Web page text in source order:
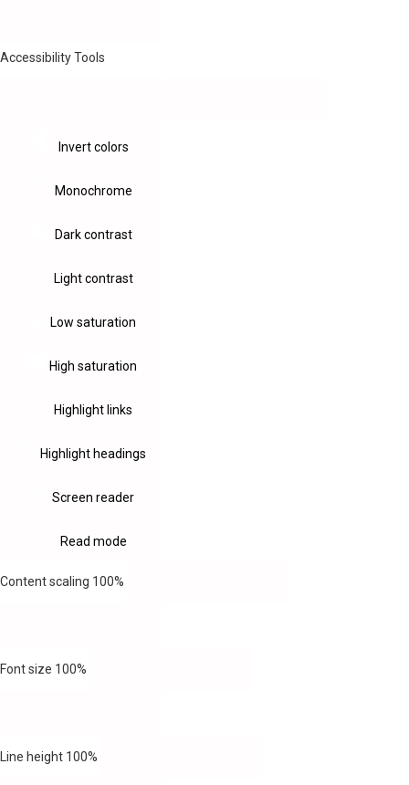
Accessibility Tools
Invert colors
Monochrome
Dark contrast
Light contrast
Low saturation
High saturation
Highlight links
Highlight headings
Screen reader
Read mode
Content scaling 100%
Font size 100%
Line height 100%